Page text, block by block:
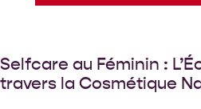
Selfcare au Féminin :
travers la Cosmétique